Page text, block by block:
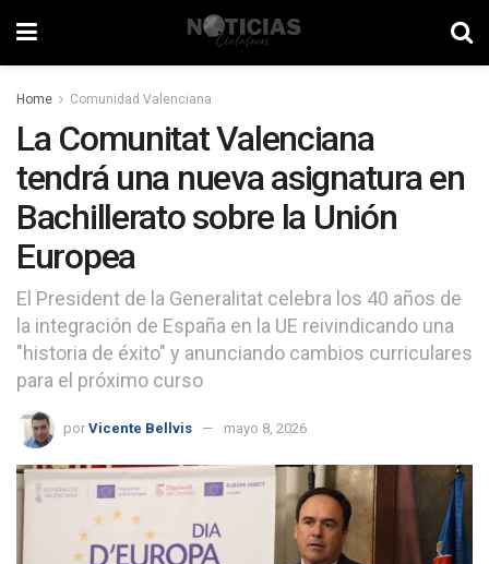
Home Comunidad Valenciana
La Comunitat Valenciana
tendrá una nueva asignatura en
Bachillerato sobre la Unión
Europea
El President de la Generalitat celebra los 40 años de
la integración de España en la UE reivindicando una
"historia de éxito" y anunciando cambios curriculares
para el próximo curso
por Vicente Bellvis mayo 8, 2026